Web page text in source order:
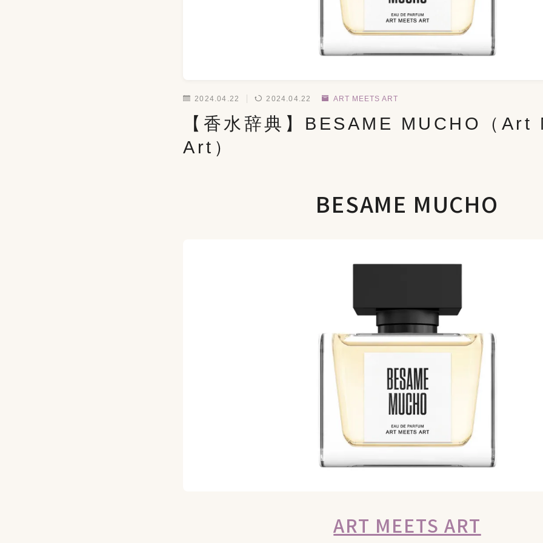
2024.04.22 2024.04.22 ART MEETS ART
【香水辞典】BESAME MUCHO（
Art）
BESAME MUCHO
ART MEETS ART